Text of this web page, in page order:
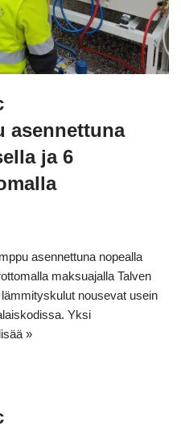
asennettuna
ja 6
asennettuna nopealla
maksuajalla Talven
nousevat usein
Yksi
»